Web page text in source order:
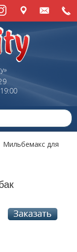
Мильбемакс для